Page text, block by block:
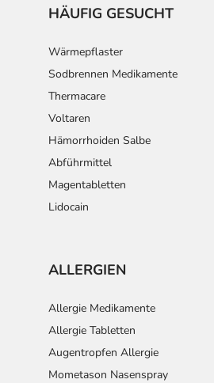
HÄUFIG GESUCHT
Wärmepflaster
Sodbrennen Medikamente
Thermacare
Voltaren
Hämorrhoiden Salbe
Abführmittel
Magentabletten
Lidocain
ALLERGIEN
Allergie Medikamente
Allergie Tabletten
Augentropfen Allergie
Mometason Nasenspray